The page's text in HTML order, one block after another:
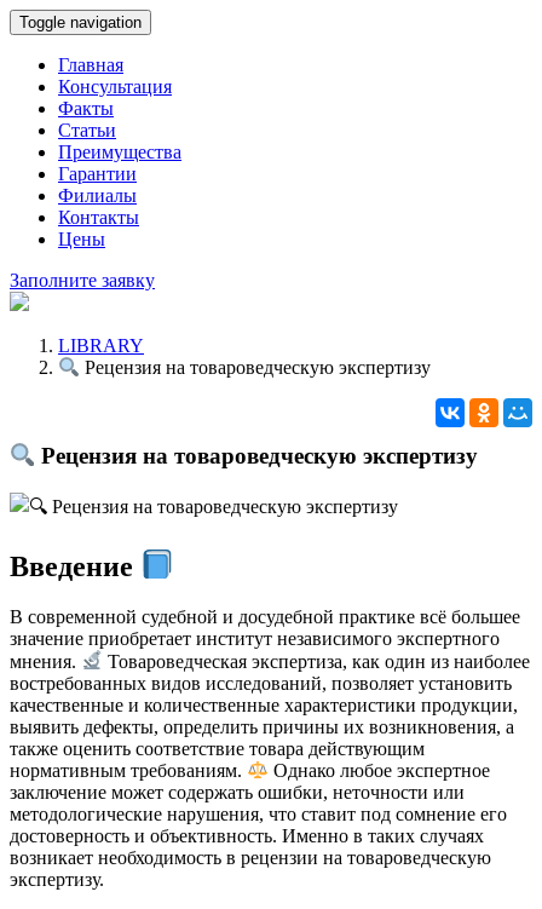
Toggle navigation
Главная
Консультация
Факты
Статьи
Преимущества
Гарантии
Филиалы
Контакты
Цены
Заполните заявку
LIBRARY
Рецензия на товароведческую экспертизу
Рецензия на товароведческую экспертизу
Введение
В современной судебной и досудебной практике всё большее
значение приобретает институт независимого экспертного
мнения.
Товароведческая экспертиза, как один из наиболее
востребованных видов исследований, позволяет установить
качественные и количественные характеристики продукции,
выявить дефекты, определить причины их возникновения, а
также оценить соответствие товара действующим
нормативным требованиям.
Однако любое экспертное
заключение может содержать ошибки, неточности или
методологические нарушения, что ставит под сомнение его
достоверность и объективность. Именно в таких случаях
возникает необходимость в рецензии на товароведческую
экспертизу.